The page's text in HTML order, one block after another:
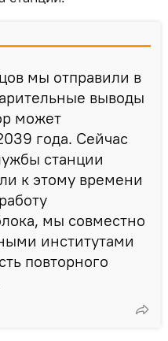
мы отправили в
выводы
может
года. Сейчас
станции
к этому времени
мы совместно
институтами
повторного